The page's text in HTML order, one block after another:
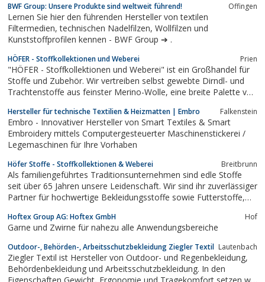
Trägergewebe (Roh- und Fertiggewebe), Prozessgewebe,
Gittergewebe, Gittergelege und thermoplastische Prepregs.
BWF Group: Unsere Produkte sind weltweit führend! Offingen
Lernen Sie hier den führenden Hersteller von textilen
Filtermedien, technischen Nadelfilzen, Wollfilzen und
Kunststoffprofilen kennen - BWF Group ➔ .
HÖFER - Stoffkollektionen und Weberei Prien
"HÖFER - Stoffkollektionen und Weberei" ist ein Großhandel für
Stoffe und Zubehör. Wir vertreiben selbst gewebte Dirndl- und
Trachtenstoffe aus feinster Merino-Wolle, eine breite Palette von
Schneiderzubehör. Für Österreich Exklusivvertretung von Ungaro
und...
Hersteller für technische Textilien & Heizmatten | Embro Falkenstein
Embro - Innovativer Hersteller von Smart Textiles & Smart
Embroidery mittels Computergesteuerter Maschinenstickerei /
Legemaschinen für Ihre Vorhaben
Höfer Stoffe - Stoffkollektionen & Weberei Breitbrunn
Als familiengeführtes Traditionsunternehmen sind edle Stoffe
seit über 65 Jahren unsere Leidenschaft. Wir sind ihr zuverlässiger
Partner für hochwertige Bekleidungsstoffe sowie Futterstoffe,
Hoftex Group AG: Hoftex GmbH Hof
Garne und Zwirne für nahezu alle Anwendungsbereiche
Outdoor-, Behörden-, Arbeitsschutzbekleidung Ziegler Textil Lautenbach
Ziegler Textil ist Hersteller von Outdoor- und Regenbekleidung,
Behördenbekleidung und Arbeitsschutzbekleidung. In den